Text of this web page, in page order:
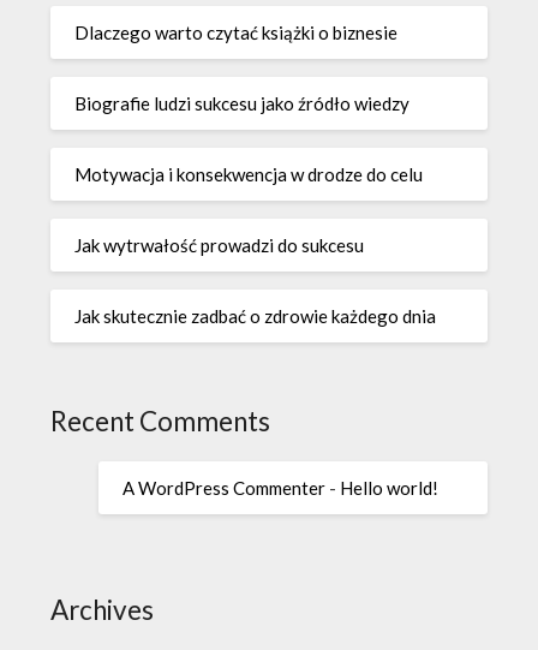
Dlaczego warto czytać książki o biznesie
Biografie ludzi sukcesu jako źródło wiedzy
Motywacja i konsekwencja w drodze do celu
Jak wytrwałość prowadzi do sukcesu
Jak skutecznie zadbać o zdrowie każdego dnia
Recent Comments
A WordPress Commenter - Hello world!
Archives